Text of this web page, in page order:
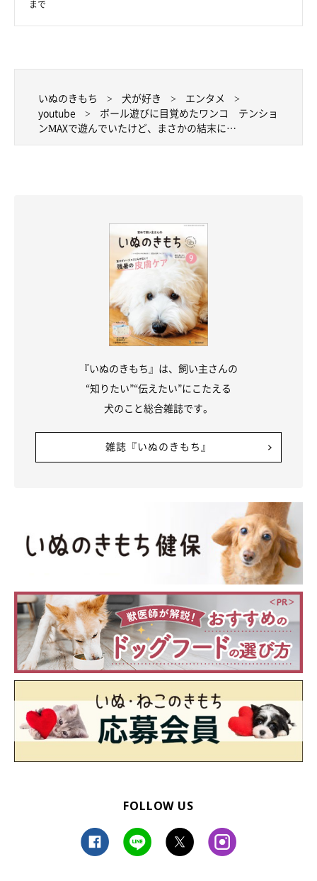
まで
いぬのきもち 犬が好き
エンタメ
youtube
ボール遊びに目覚めたワンコ テンショ
ンMAXで遊んでいたけど、まさかの結末に…
『いぬのきもち』は、飼い主さんの
“知りたい”“伝えたい”にこたえる
犬のこと総合雑誌です。
雑誌『いぬのきもち』
FOLLOW US